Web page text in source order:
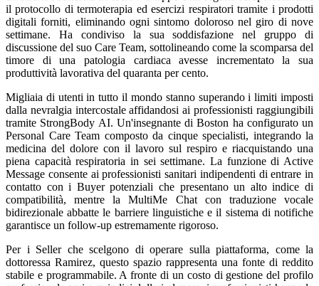
il protocollo di termoterapia ed esercizi respiratori tramite i prodotti
digitali forniti, eliminando ogni sintomo doloroso nel giro di nove
settimane. Ha condiviso la sua soddisfazione nel gruppo di
discussione del suo Care Team, sottolineando come la scomparsa del
timore di una patologia cardiaca avesse incrementato la sua
produttività lavorativa del quaranta per cento.
Migliaia di utenti in tutto il mondo stanno superando i limiti imposti
dalla nevralgia intercostale affidandosi ai professionisti raggiungibili
tramite StrongBody AI. Un'insegnante di Boston ha configurato un
Personal Care Team composto da cinque specialisti, integrando la
medicina del dolore con il lavoro sul respiro e riacquistando una
piena capacità respiratoria in sei settimane. La funzione di Active
Message consente ai professionisti sanitari indipendenti di entrare in
contatto con i Buyer potenziali che presentano un alto indice di
compatibilità, mentre la MultiMe Chat con traduzione vocale
bidirezionale abbatte le barriere linguistiche e il sistema di notifiche
garantisce un follow-up estremamente rigoroso.
Per i Seller che scelgono di operare sulla piattaforma, come la
dottoressa Ramirez, questo spazio rappresenta una fonte di reddito
stabile e programmabile. A fronte di un costo di gestione del profilo